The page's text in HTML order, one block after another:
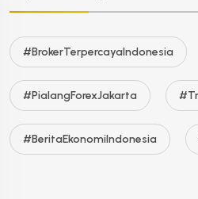
#BrokerTerpercayaIndonesia
#PialangForexJakarta
#BeritaEkonomiIndonesia